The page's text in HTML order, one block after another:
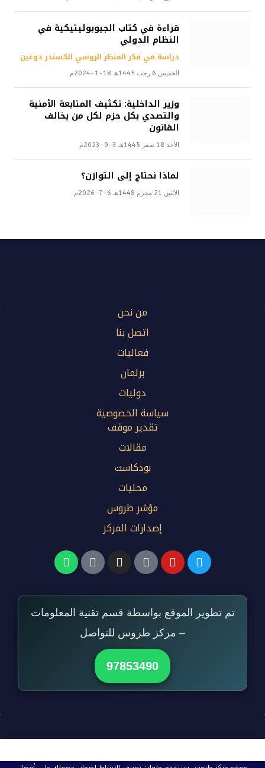
قراءة في كتاب الجيوبوليتيكية في
النظام الدولي
دراسة في فكر المنظر الروسي الكسندر دوغين
الخميس 6 رجب 1445هـ 18-1-2024م
وزير الداخلية: تكثيف المتابعة الأمنية
والتصدي بكل حزم لكل من يخالف
القانون
الأحد 18 صفر 1445هـ 3-9-2023م
لماذا نحتاج إلى التوازن؟
الأثنين 21 محرم 1448هـ 6-7-2026م
من نحن
اتصل بنا
فعاليات
برلمان
دوليات
سياسة الخصوصية
تقدير موقف
مقالات
بودكاست
محليات
مؤشر طروس
إصدارات المركز
تم تطوير الموقع بواسطة قسم تقنية المعلومات
– مركز طروس للتواصل
97853490